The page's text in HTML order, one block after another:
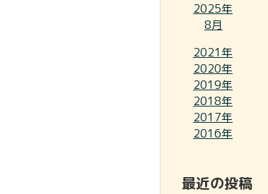
2025年
8月
2021年
2020年
2019年
2018年
2017年
2016年
最近の投稿